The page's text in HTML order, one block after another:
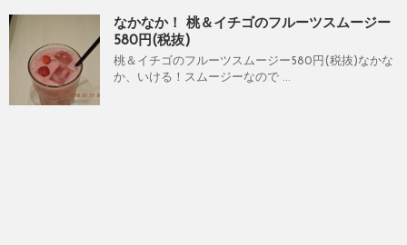
なかなか！ 桃＆イチゴのフルーツスムージー
580円(税抜)
桃＆イチゴのフルーツスムージー580円(税抜)なかな
か、いける！スムージーなので ...